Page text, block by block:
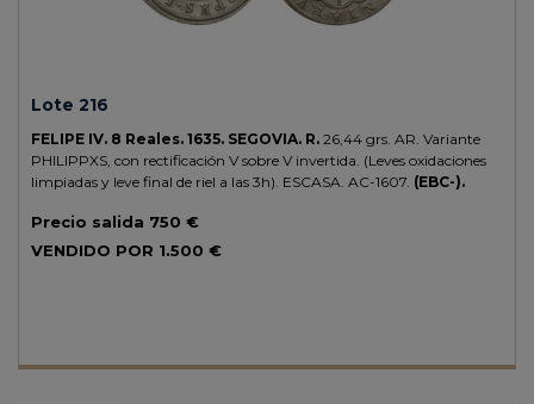
Lote 216
FELIPE IV. 8 Reales. 1635. SEGOVIA. R. 26,44 grs. AR. Variante
PHILIPPXS, con rectificación V sobre V invertida. (Leves oxidaciones
limpiadas y leve final de riel a las 3h). ESCASA. AC-1607. (EBC-).
Precio salida 750 €
VENDIDO POR 1.500 €